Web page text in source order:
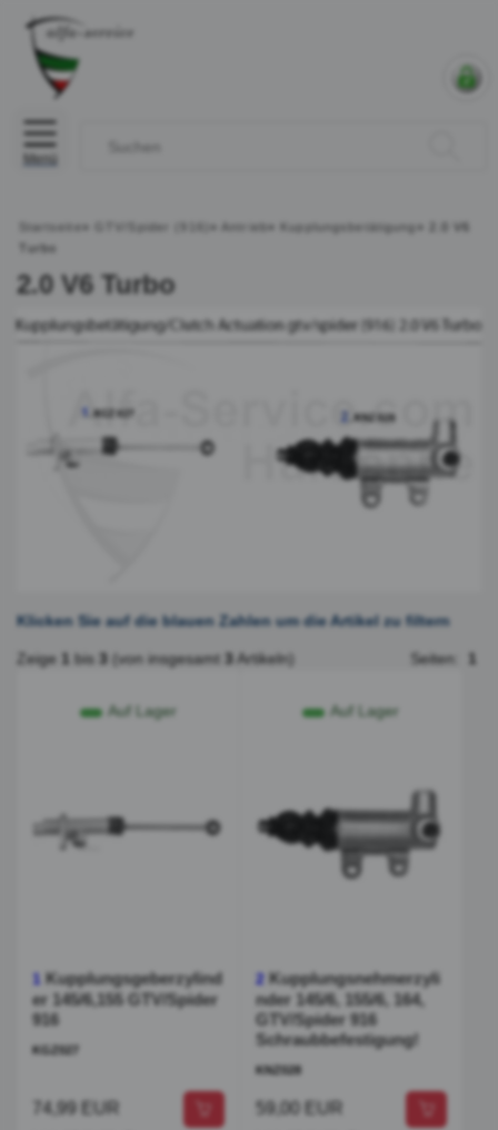
Menü
Startseite » GTV/Spider (916) » Antrieb » Kupplungsbetätigung »
Turbo
2.0 V6 Turbo
Klicken Sie auf die blauen Zahlen um die Artikel zu filtern
Zeige 1 bis 3 (von insgesamt 3 Artikeln) Seiten: 1
Auf Lager
1 Kupplungsgeberzylind
er 145/6,155 GTV/Spider
916
KGZ027
74,99 EUR
Auf Lager
2Kupplungsnehmerzyli
nder 145/6, 155/6, 164,
GTV/Spider 916
Schraubbefestigung!
KNZ028
59,00 EUR